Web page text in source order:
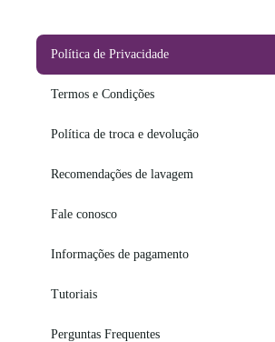
Política de Privacidade
Termos e Condições
Política de troca e devolução
Recomendações de lavagem
Fale conosco
Informações de pagamento
Tutoriais
Perguntas Frequentes